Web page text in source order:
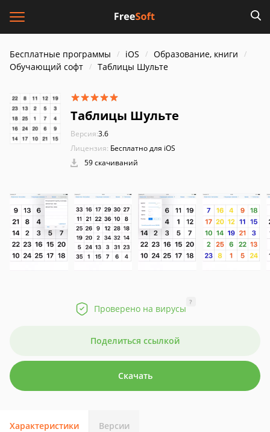
Бесплатные программы iOS
Образование, книги
Обучающий софт
Таблицы Шульте
Таблицы Шульте
Версия:3.6
Лицензия: Бесплатно для iOS
59 скачиваний
Проверено на вирусы
?
Поделиться ссылкой
Скачать
Характеристики Версии